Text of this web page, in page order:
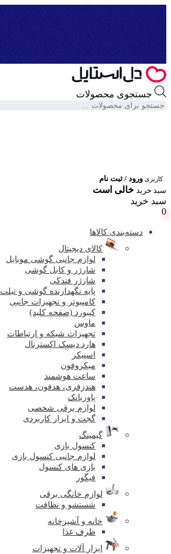
جستجوی محصولات
کاربری ورود / ثبت نام
سبد خرید خالی است
سبد خرید
0
دسته‌بندی کالاها
کالای دیجیتال
لوازم جانبی گوشی موبایل
شارژر و کابل گوشی
شارژر فندکی
پایه نگهدارنده گوشی و تبلت
کامپیوتر و تجهیزات جانبی
کیبورد (صفحه کلید)
ماوس
تجهیزات شبکه و ارتباطات
هارد دیسک اکسترنال
اسپیکر
میکروفون
ساعت هوشمند
هندزفری، هدفون، هدست
پاوربانک
لوازم برقی شخصی
گجت و ابزار کاربردی
گیمینگ
کنسول بازی
لوازم جانبی کنسول بازی
بازی های کنسول
فیگور
لوازم خانگی برقی
شستشو و نظافت
خانه و آشپزخانه
ظرف غذا
ابزار آلات و تجهیزات